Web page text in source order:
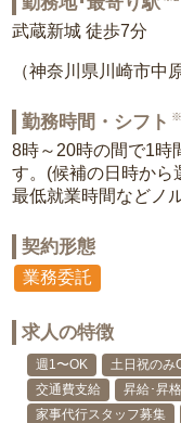
武蔵新城 徒歩7分
（神奈川県川崎市中
勤務時間・シフト
8時～20時の間で1時
す。(候補の日時から
最低就業時間などノ
契約形態
業務委託
求人の特徴
週1〜OK 土日祝のみ
交通費支給
昇給･昇
家事代行スタッフ募集